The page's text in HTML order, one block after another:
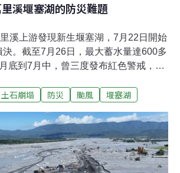
溪堰塞湖的防災難題
溪上游發現新生堰塞湖，7月22日開始
。截至7月26日，最大蓄水量達600多
底到7月中，曾三度發布紅色警戒，居
策與風險溝通帶來哪些難題？萬里溪堰
，預估將在東部帶來豪雨，花蓮縣萬
所職員與員警，忙著挨家挨戶確認保
離。這場撤離行動，不只是因為颱
住家都被貼上「萬里溪堰塞湖保全
土石崩塌 防災 颱風 堰塞湖